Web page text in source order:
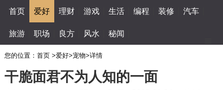
首页 爱好 理财 游戏 生活 编程 装修 汽车
旅游 职场 良方 风水 秘闻
您的位置： 首页 >爱好>宠物>详情
干脆面君不为人知的一面